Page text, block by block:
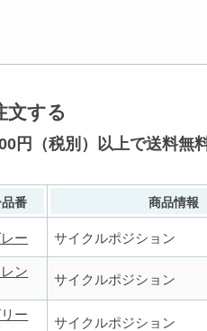
文する
円（税別）以上で送料無
品番 商品情報
ー サイクルポジション
ン
サイクルポジション
ー
サイクルポジション